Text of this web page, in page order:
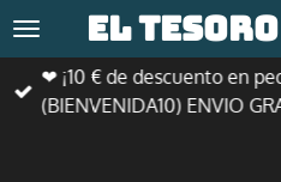
Ir
al
contenido
principal
El tesoro
❤ ¡10 € de descuento en
(BIENVENIDA10) ENVIO